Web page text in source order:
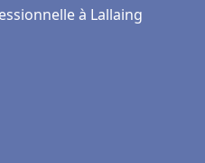
à Lallaing